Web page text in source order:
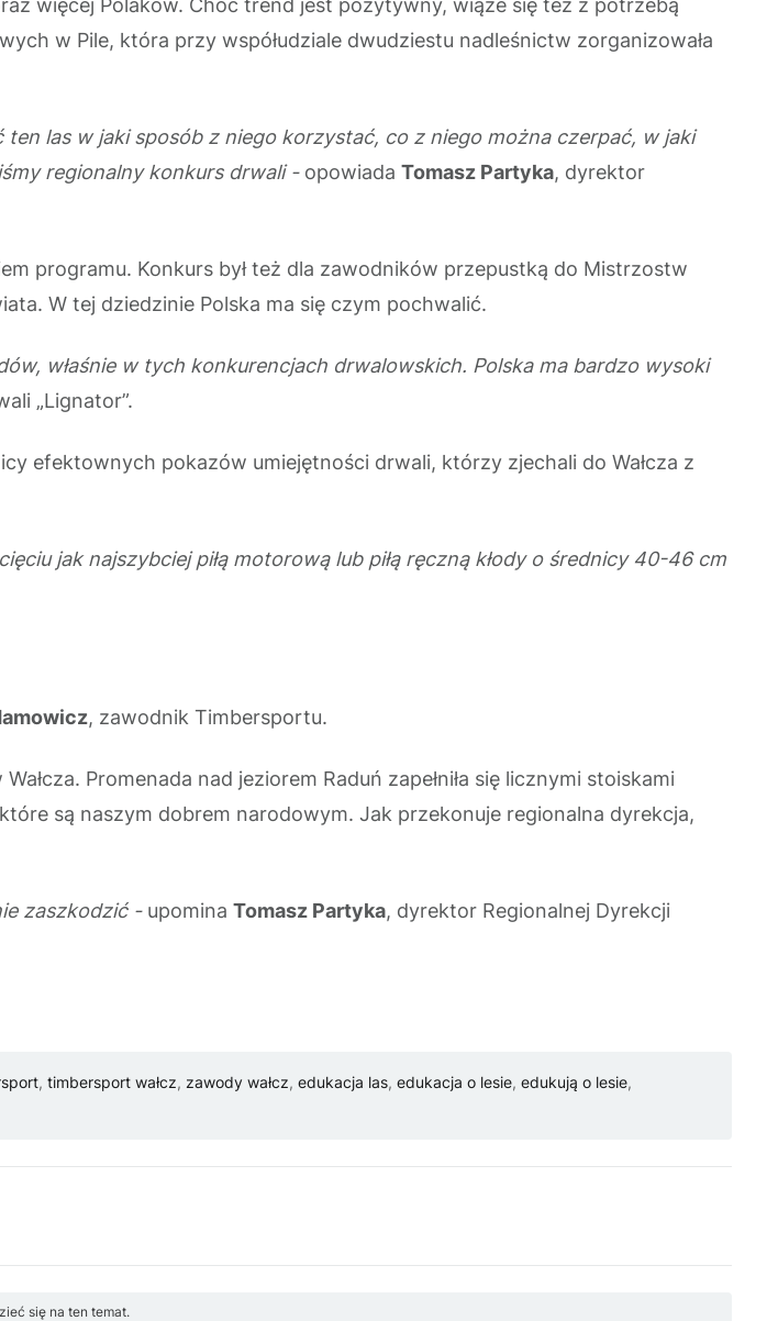
więcej Polaków. Choć trend jest pozytywny, wiąże się też z potrzebą
w Pile, która przy współudziale dwudziestu nadleśnictw zorganizowała
las w jaki sposób z niego korzystać, co z niego można czerpać, w jaki
regionalny konkurs drwali -opowiada Tomasz Partyka, dyrektor
programu. Konkurs był też dla zawodników przepustką do Mistrzostw
W tej dziedzinie Polska ma się czym pochwalić.
właśnie w tych konkurencjach drwalowskich. Polska ma bardzo wysoki
„Lignator”.
efektownych pokazów umiejętności drwali, którzy zjechali do Wałcza z
jak najszybciej piłą motorową lub piłą ręczną kłody o średnicy 40-46 cm
, zawodnik Timbersportu.
Promenada nad jeziorem Raduń zapełniła się licznymi stoiskami
są naszym dobrem narodowym. Jak przekonuje regionalna dyrekcja,
zaszkodzić -upomina Tomasz Partyka, dyrektor Regionalnej Dyrekcji
, timbersport wałcz, zawody wałcz, edukacja las, edukacja o lesie, edukują o lesie,
się na ten temat.